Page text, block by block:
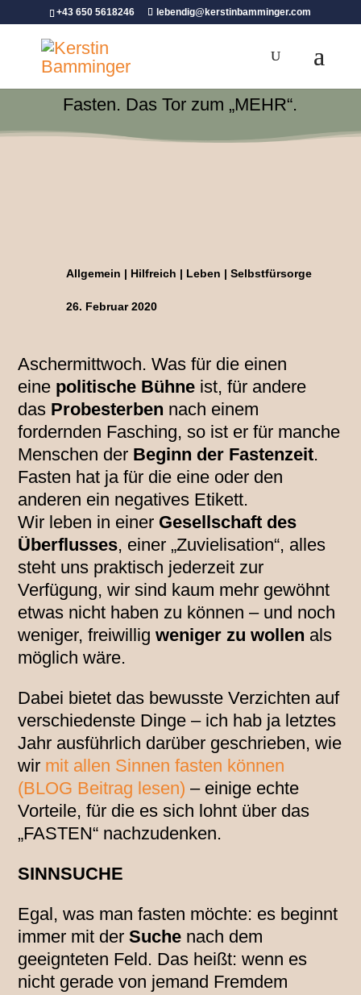
+43 650 5618246 lebendig@kerstinbamminger.com
Fasten. Das Tor zum „MEHR“.
Allgemein | Hilfreich | Leben | Selbstfürsorge
26. Februar 2020
Aschermittwoch. Was für die einen
eine politische Bühne ist, für andere
das Probesterben nach einem
fordernden Fasching, so ist er für manche
Menschen der Beginn der Fastenzeit.
Fasten hat ja für die eine oder den
anderen ein negatives Etikett.
Wir leben in einer Gesellschaft des
Überflusses, einer „Zuvielisation“, alles
steht uns praktisch jederzeit zur
Verfügung, wir sind kaum mehr gewöhnt
etwas nicht haben zu können – und noch
weniger, freiwilligweniger zu wollen als
möglich wäre.
Dabei bietet das bewusste Verzichten auf
verschiedenste Dinge – ich hab ja letztes
Jahr ausführlich darüber geschrieben, wie
wir mit allen Sinnen fasten können
(BLOG Beitrag lesen) – einige echte
Vorteile, für die es sich lohnt über das
„FASTEN“ nachzudenken.
SINNSUCHE
Egal, was man fasten möchte: es beginnt
immer mit derSuche nach dem
geeignteten Feld. Das heißt: wenn es
nicht gerade von jemand Fremdem